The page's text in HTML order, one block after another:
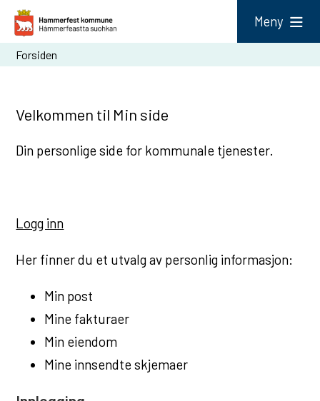
H
a
m
e
f
t
o
Meny
Du
Forsiden
Velkommen til Min side
Din personlige side for kommunale tjenester.
Logg inn
Her finner du et utvalg av personlig informasjon:
Min post
Mine fakturaer
Min eiendom
Mine innsendte skjemaer